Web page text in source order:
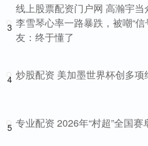
3
线上股票配资门户网 高瀚宇当
李雪琴心率一路暴跌，被嘲“信
友：终于懂了
4 炒股配资 美加墨世界杯创多项
5 专业配资 2026年“村超”全国赛